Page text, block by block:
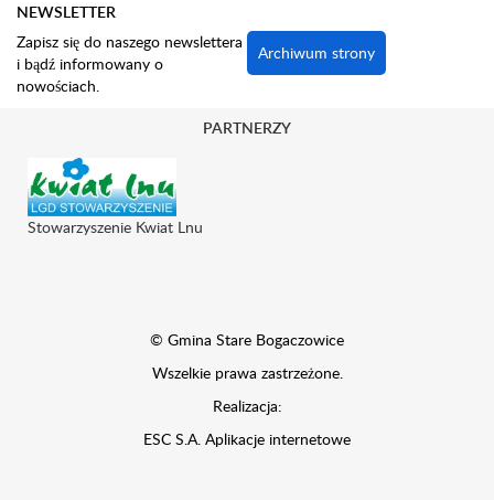
NEWSLETTER
Zapisz się do naszego newslettera
i bądź informowany o
nowościach.
Archiwum strony
© Gmina Stare Bogaczowice
Wszelkie prawa zastrzeżone.
Realizacja:
ESC S.A. Aplikacje internetowe
PARTNERZY
Stowarzyszenie Kwiat Lnu